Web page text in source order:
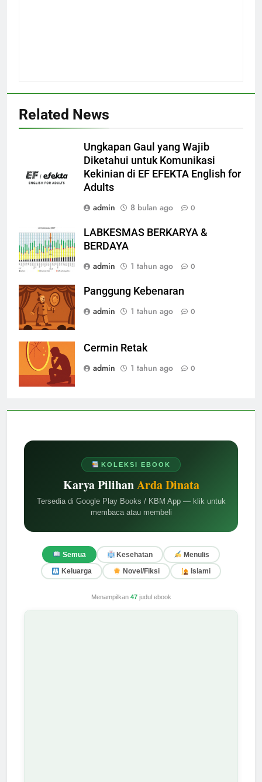
KOLEKSI EBOOK
Karya PilihanArda Dinata
Tersedia di Google Play Books / KBM App — klik untuk
membaca atau membeli
Semua Kesehatan Menulis
Keluarga Novel/Fiksi Islami
Menampilkan 47judul ebook
Related News
Ungkapan Gaul yang Wajib
Diketahui untuk Komunikasi
Kekinian di EF EFEKTA English for
Adults
admin
8 bulan ago 0
LABKESMAS BERKARYA &
BERDAYA
admin
1 tahun ago 0
Panggung Kebenaran
admin
1 tahun ago 0
Cermin Retak
admin
1 tahun ago 0